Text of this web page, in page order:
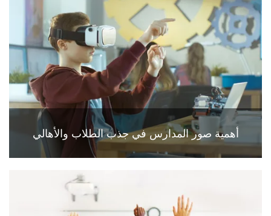
أهمية صور المدارس في جذب الطلاب والأهالي